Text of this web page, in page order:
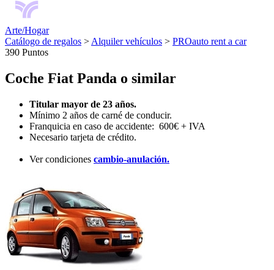
Arte/Hogar
Catálogo de regalos >Alquiler vehículos > PROauto rent a car
390 Puntos
Coche Fiat Panda o similar
Titular mayor de 23 años.
Mínimo 2 años de carné de conducir.
Franquicia en caso de accidente: 600€ + IVA
Necesario tarjeta de crédito.
Ver condiciones cambio-anulación.